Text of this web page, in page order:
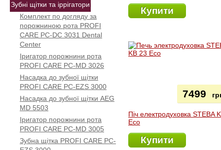
Зубні щітки та іррігатори
Комплект по догляду за
порожниною рота PROFI
CARE PC-DC 3031 Dental
Center
Іригатор порожнини рота
PROFI CARE PC-MD 3026
Насадка до зубної щітки
PROFI CARE PC-EZS 3000
Насадка до зубної щітки AEG
MD 5503
Іригатор порожнини рота
PROFI CARE PC-MD 3005
Зубна щітка PROFI CARE PC-
Купити
Піч електродуховка STEBA
Eco
7499
Купити